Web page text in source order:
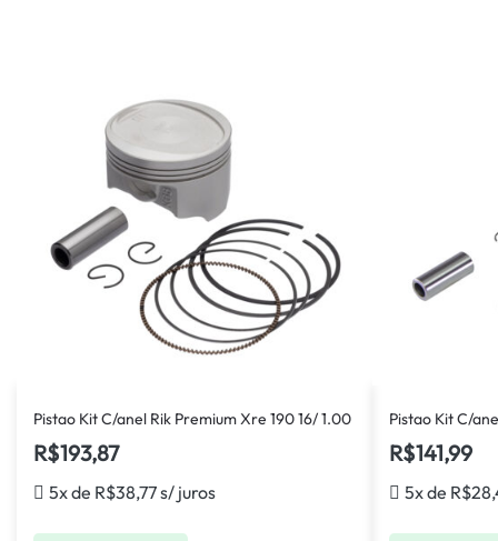
Pistao Kit C/anel Rik Premium Xre 190 16/ 1.00
R$193,87
5x de R$38,77s/ juros
Pistao Kit C/
R$141,99
5x de R$